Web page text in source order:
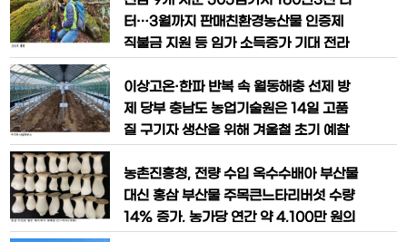
정된 유기농 노루궁뎅
밝혔다. 이번 보급은 도내 양잠농가의 계
획적인 사육과 안정적인 누에알 공급을 지
가는 거주지 관할 시군 농업 관련 부서를
방문해 신청서를 제출하면 된다.
터…3월까지 판매친환경농산물 인증제
직불금 지원 등 임가 소득증가 기대 전라
심으로 9개 시군 505임가에서 고로쇠 수
액 채취 작업을 시작한다고 밝혔다. 올해
는 6천885헥타르 10만 8천 그루의 고로
된다. 이는 지난해보다 약 20퍼센트 늘어
난 규모다.*순천 130
이상고온·한파 반복 속 월동해충 선제 방
제 당부 충남도 농업기술원은 14일 고품
질 구기자 생산을 위해 겨울철 초기 예찰
했다. 도 농업기술원에 따르면 구기자 재
배 시 주요 문제 해충으로 꼽히는 혹응애,
복숭아혹진딧물, 열점박이잎벌레 등은 초
농촌진흥청, 전량 수입 옥수수배아 부산물
대신 홍삼 부산물 주목큰느타리버섯 수량
14% 증가, 농가당 연간 약 4,100만 원의